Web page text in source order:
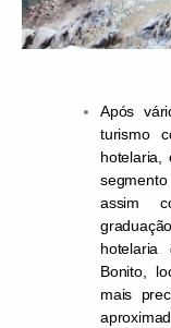
Após
turismo
hotelaria,
assim
Bonito,
mais